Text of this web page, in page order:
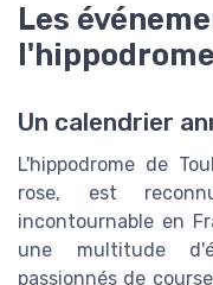
Les
Un calendrier
L'hippodrome de
rose, est
incontournable en
une multitude
passionnés de